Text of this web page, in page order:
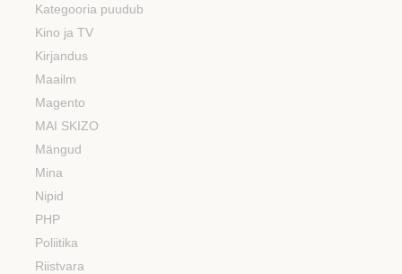
Kategooria puudub
Kino ja TV
Kirjandus
Maailm
Magento
MAI SKIZO
Mängud
Mina
Nipid
PHP
Poliitika
Riistvara